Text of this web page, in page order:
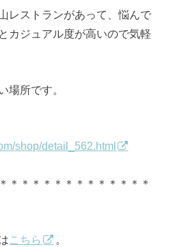
レストランがあって、悩んで
カジュアル度が高いので気軽
場所です。
shop/detail_562.html
＊＊＊＊＊＊＊＊＊＊＊＊＊
こちら 。